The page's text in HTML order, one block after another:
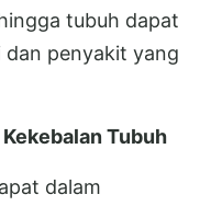
tubuh dapat
penyakit yang
Tubuh
dalam